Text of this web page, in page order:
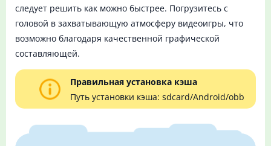
следует решить как можно быстрее. Погрузитесь с
головой в захватывающую атмосферу видеоигры, что
возможно благодаря качественной графической
составляющей.
Правильная установка кэша
Путь установки кэша: sdcard/Android/obb